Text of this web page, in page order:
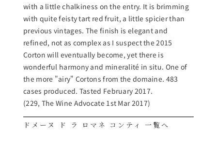
with a little chalkiness on the entry. It is brimming
with quite feisty tart red fruit, a little spicier than
previous vintages. The finish is elegant and
refined, not as complex as I suspect the 2015
Corton will eventually become, yet there is
wonderful harmony and mineralité in situ. One of
the more "airy" Cortons from the domaine. 483
cases produced. Tasted February 2017.
(229, The Wine Advocate 1st Mar 2017)
ドメーヌ ド ラ ロマネ コンティ 一覧へ